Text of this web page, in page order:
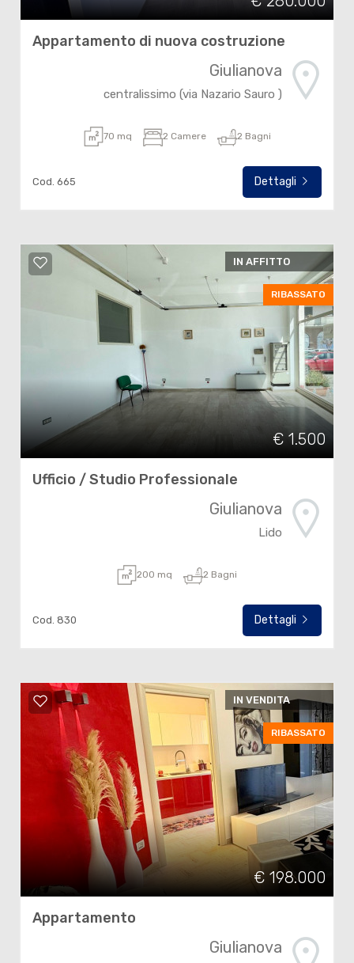
Appartamento di nuova costruzione
Giulianova
centralissimo (via Nazario Sauro )
70 mq 2 Camere 2 Bagni
Cod. 665 Dettagli
IN AFFITTO
RIBASSATO
€ 1.500
Ufficio / Studio Professionale
Giulianova
Lido
200 mq 2 Bagni
Cod. 830 Dettagli
IN VENDITA
RIBASSATO
€ 198.000
Appartamento
Giulianova